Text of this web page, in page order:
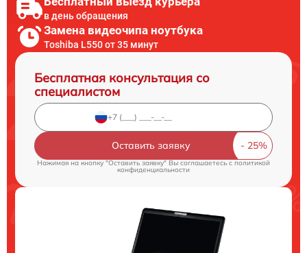
в день обращения
Замена видеочипа ноутбука
Toshiba L550 от 35 минут
Бесплатная консультация со
специалистом
Оставить заявку
Нажимая на кнопку "Оставить заявку" Вы соглашаетесь cполитикой
конфиденциальности